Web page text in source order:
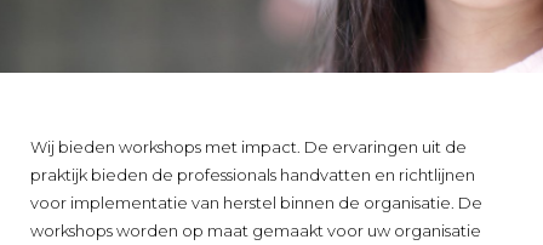
Wij bieden workshops met impact. De ervaringen uit de
praktijk bieden de professionals handvatten en richtlijnen
voor implementatie van herstel binnen de organisatie. De
workshops worden op maat gemaakt voor uw organisatie